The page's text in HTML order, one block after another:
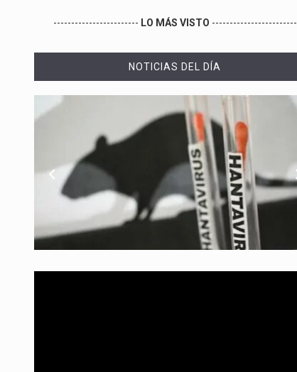
------------------------ LO MÁS VISTO ------------------------
NOTICIAS DEL DÍA